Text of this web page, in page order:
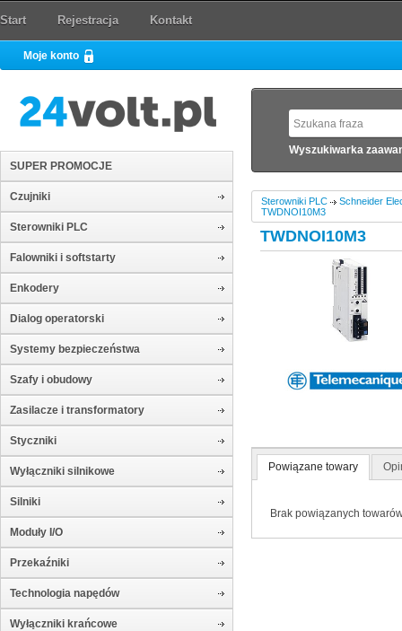
Start Rejestracja Kontakt
Moje konto
SUPER PROMOCJE
Czujniki
Sterowniki PLC
Falowniki i softstarty
Enkodery
Dialog operatorski
Systemy bezpieczeństwa
Szafy i obudowy
Zasilacze i transformatory
Styczniki
Wyłączniki silnikowe
Silniki
Moduły I/O
Przekaźniki
Technologia napędów
Wyłączniki krańcowe
Wyszukiwarka
Sterowniki PLC
Schneider
TWDNOI10M3
TWDNOI10M3
Powiązane towary
Brak powiązanych